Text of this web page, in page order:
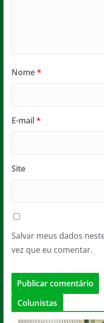
Nome*
E-mail*
Site
Salvar meus dados
vez que eu comentar.
Colunistas